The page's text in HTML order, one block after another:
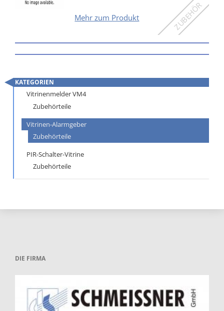
Mehr zum ProduktResettaster
KATEGORIEN
Navigation
überspringen
Vitrinenmelder VM4
Zubehörteile
Vitrinen-Alarmgeber
Zubehörteile
PIR-Schalter-Vitrine
Zubehörteile
DIE FIRMA